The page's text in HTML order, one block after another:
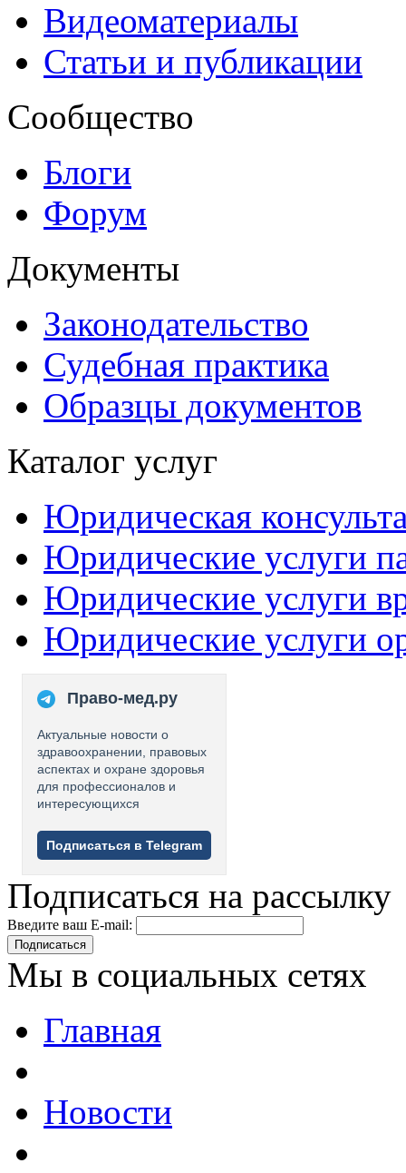
Видеоматериалы
Статьи и публикации
Сообщество
Блоги
Форум
Документы
Законодательство
Судебная практика
Образцы документов
Каталог услуг
Юридическая
Юридические услуги
Юридические услуги
Юридические услуги
Право-мед.ру
Актуальные новости о
здравоохранении, правовых
аспектах и охране здоровья
для профессионалов и
интересующихся
Подписаться в Telegram
Подписаться на рассылку
Введите ваш E-mail:
Подписаться
Мы в социальных сетях
Главная
Новости